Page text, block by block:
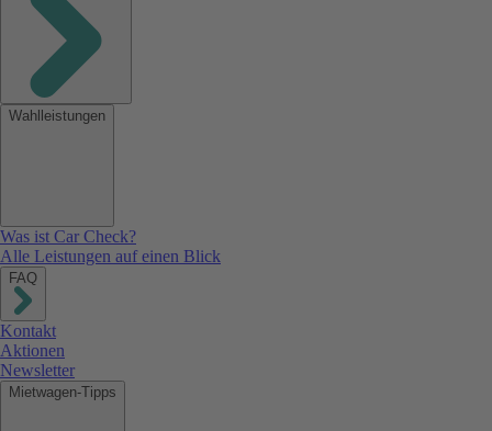
Wahlleistungen
Was ist Car Check?
Alle Leistungen auf einen Blick
FAQ
Kontakt
Aktionen
Newsletter
Mietwagen-Tipps